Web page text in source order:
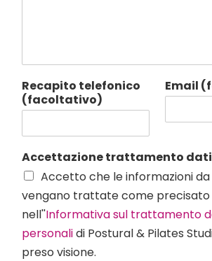
A
c
c
t
a
z
i
o
n
e
Recapito telefonico
(facoltativo)
Email
Accettazione trattamento dati
Accetto che le informazioni
vengano trattate come precisato
nell''Informativa sul trattamento
personalidi Postural & Pilates
preso visione.